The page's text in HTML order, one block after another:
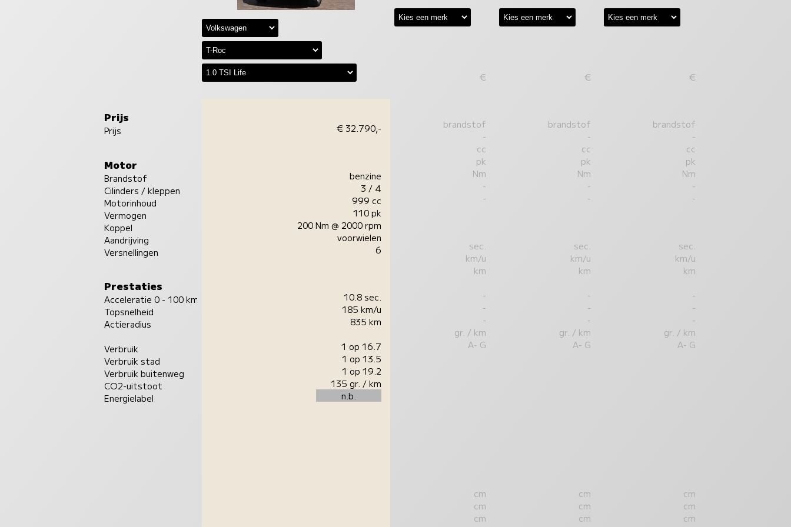
Prijs
Prijs
Motor
Brandstof
Cilinders / kleppen
Motorinhoud
Vermogen
Koppel
Aandrijving
Versnellingen
Prestaties
Acceleratie 0 - 100 km/u
Topsnelheid
Actieradius
Verbruik
Verbruik stad
Verbruik buitenweg
CO2-uitstoot
Energielabel
€ 32.790,-
benzine
3 / 4
999 cc
110 pk
200 Nm @ 2000 rpm
voorwielen
6
10.8 sec.
185 km/u
835 km
1 op 16.7
1 op 13.5
1 op 19.2
135 gr. / km
n.b.
€
brandstof
-
cc
pk
Nm
-
-
sec.
km/u
km
-
-
-
gr. / km
A- G
cm
cm
cm
€
brandstof
-
cc
pk
Nm
-
-
sec.
km/u
km
-
-
-
gr. / km
A- G
cm
cm
cm
€
brandstof
-
cc
pk
Nm
-
-
sec.
km/u
km
-
-
-
gr. / km
A- G
cm
cm
cm